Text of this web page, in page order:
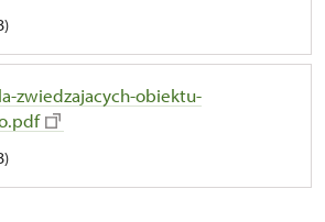
zwiedzajacych-obiektu-